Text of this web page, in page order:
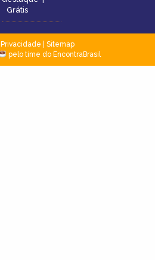
Grátis
Privacidade
Sitemap
pelo time do EncontraBrasil